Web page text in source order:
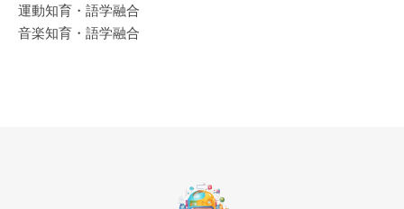
運動知育・語学融合
音楽知育・語学融合